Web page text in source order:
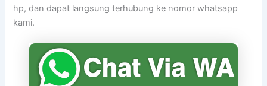
hp, dan dapat langsung terhubung ke nomor whatsapp
kami.